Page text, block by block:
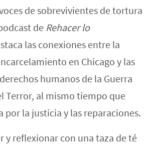
de sobrevivientes de tortura
de Rehacer lo
las conexiones entre la
en Chicago y las
humanos de la Guerra
Terror, al mismo tiempo que
por la justicia y las reparaciones.
y reflexionar con una taza de té